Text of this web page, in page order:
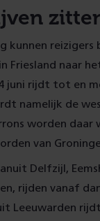
kunnen
Friesland naar
juni rijdt tot en
namelijk de
worden
van
Delfzijl,
rijden vanaf
Leeuwarden